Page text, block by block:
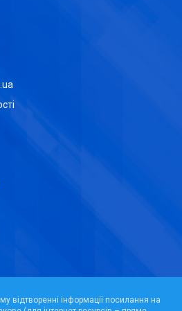
відтворенні інформації посилання на